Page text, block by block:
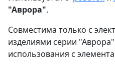
"Аврора".
Совместима только с
изделиями серии
использования с